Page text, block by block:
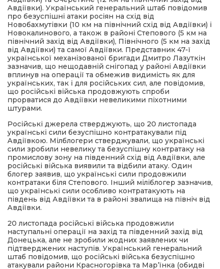
Авдіївки). Український генеральний штаб повідомив
про безуспішні атаки росіян на схід від
Новобахмутівки (10 км на північний схід від Авдіївки) і
Новокалинового, а також в районі Степового (5 км на
північний захід від Авдіївки), Північного (5 км на захід
від Авдіївки) та самої Авдіївки. Представник 47-ї
української механізованої бригади Дмитро Лазуткін
зазначив, що нещодавній снігопад у районі Авдіївки
вплинув на операції та обмежив видимість як для
українських, так і для російських сил, але повідомив,
що російські війська продовжують спроби
прорватися до Авдіївки невеликими піхотними
штурами.
Російські джерела стверджують, що 20 листопада
українські сили безуспішно контратакували під
Авдіївкою. Мілблогери стверджували, що українські
сили зробили невелику та безуспішну контратаку на
промислову зону на південний схід від Авдіївки, але
російські війська виявили та відбили атаку. Один
блогер заявив, що українські сили продовжили
контратаки біля Степового. Інший міліблогер зазначив,
що українські сили особливо контратакують на
південь від Авдіївки та в районі звалища на північ від
Авдіївки.
20 листопада російські війська продовжили
наступальні операції на захід та південний захід від
Донецька, але не зробили жодних заявлених чи
підтверджених наступів. Український генеральний
штаб повідомив, що російські війська безуспішно
атакували райони Красногорівка та Мар’їнка (обидві